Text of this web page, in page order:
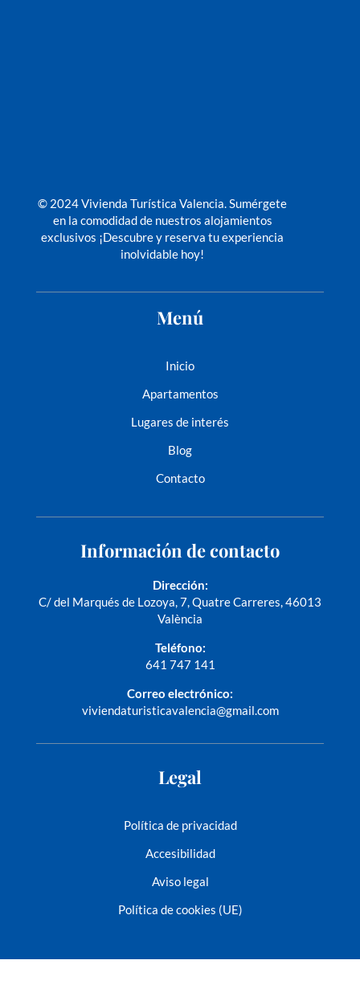
© 2024 Vivienda Turística Valencia. Sumérgete
en la comodidad de nuestros alojamientos
exclusivos ¡Descubre y reserva tu experiencia
inolvidable hoy!
Menú
Inicio
Apartamentos
Lugares de interés
Blog
Contacto
Información de contacto
Dirección:
C/ del Marqués de Lozoya, 7, Quatre Carreres, 46013
València
Teléfono:
641 747 141
Correo electrónico:
viviendaturisticavalencia@gmail.com
Legal
Política de privacidad
Accesibilidad
Aviso legal
Política de cookies (UE)